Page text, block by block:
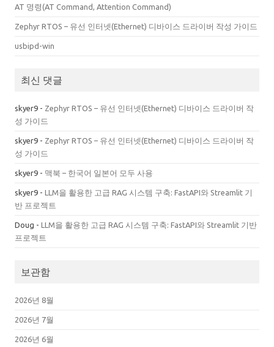
AT 명령(AT Command, Attention Command)
Zephyr RTOS – 유선 인터넷(Ethernet) 디바이스 드라이버 작성 가이드
usbipd-win
최신 댓글
skyer9 - Zephyr RTOS – 유선 인터넷(Ethernet) 디바이스 드라이버 작
성 가이드
skyer9 - Zephyr RTOS – 유선 인터넷(Ethernet) 디바이스 드라이버 작
성 가이드
skyer9 - 맥북 – 한국어 일본어 모두 사용
skyer9 - LLM을 활용한 고급 RAG 시스템 구축: FastAPI와 Streamlit 기
반 프로젝트
Doug - LLM을 활용한 고급 RAG 시스템 구축: FastAPI와 Streamlit 기반
프로젝트
보관함
2026년 8월
2026년 7월
2026년 6월